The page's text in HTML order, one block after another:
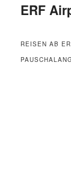
ERF
REISEN AB